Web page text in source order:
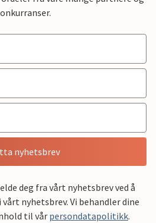
nyhetsbrev
deg fra vårt nyhetsbrev ved å
nyhetsbrev. Vi behandler dine
til vår persondatapolitikk.